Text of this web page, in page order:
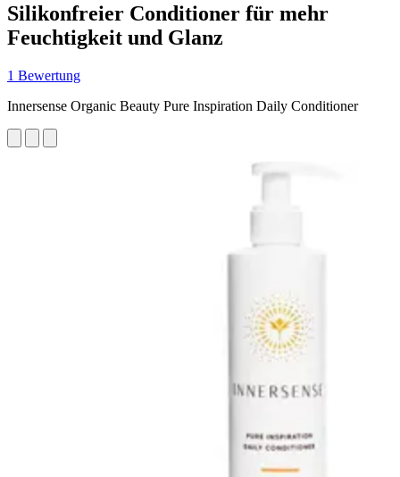
Silikonfreier Conditioner für mehr
Feuchtigkeit und Glanz
1 Bewertung
Innersense Organic Beauty Pure Inspiration Daily Conditioner